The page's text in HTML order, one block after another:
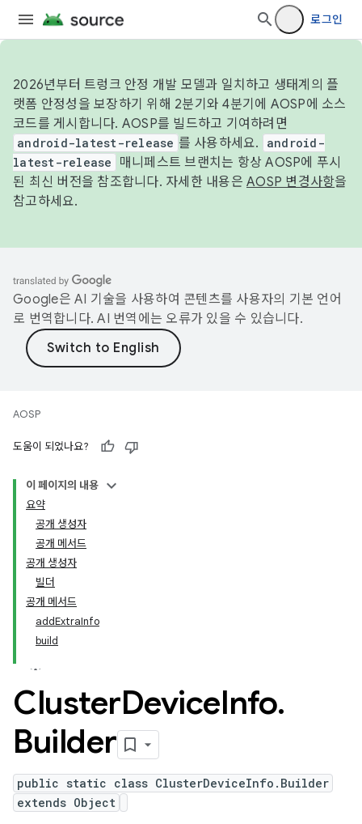
로그인
2026년부터 트렁크 안정 개발 모델과 일치하고 생태계의 플
랫폼 안정성을 보장하기 위해 2분기와 4분기에 AOSP에 소스
코드를 게시합니다. AOSP를 빌드하고 기여하려면
android-latest-release 를 사용하세요.
android-
latest-release
매니페스트 브랜치는 항상 AOSP에 푸시
된 최신 버전을 참조합니다. 자세한 내용은 AOSP 변경사항을
참고하세요.
Google은 AI 기술을 사용하여 콘텐츠를 사용자의 기본 언어
로 번역합니다. AI 번역에는 오류가 있을 수 있습니다.
AOSP
도움이 되었나요?
이 페이지의 내용
요약
공개 생성자
공개 메서드
공개 생성자
빌더
공개 메서드
addExtraInfo
build
ClusterDeviceInfo.
Builder
public static class ClusterDeviceInfo.Builder
extends Object